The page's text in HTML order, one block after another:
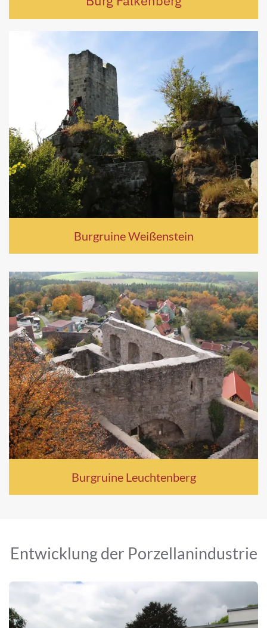
Burgruine Weißenstein
Burgruine Leuchtenberg
Entwicklung der Porzellanindustrie